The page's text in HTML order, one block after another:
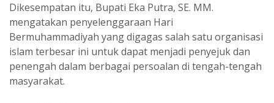
Dikesempatan itu, Bupati Eka Putra, SE. MM.
mengatakan penyelenggaraan Hari
Bermuhammadiyah yang digagas salah satu organisasi
islam terbesar ini untuk dapat menjadi penyejuk dan
penengah dalam berbagai persoalan di tengah-tengah
masyarakat.